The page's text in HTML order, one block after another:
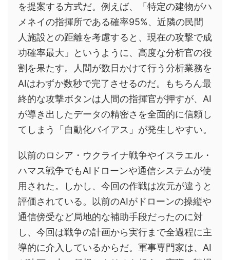
を提案する方式だ。例えば、「特定の建物がハ
メネイの指揮所である確率95%、近隣の民間
人施設との距離を考慮すると、現在の攻撃で成
功確率最大」というように、高度な分析官の役
割を果たす。人間が数日かけて行う分析業務を
AIはわずか数秒で完了させるのだ。もちろん最
終的な攻撃ボタンは人間の指揮官が押すが、AI
が導き出したデータの精密さを全面的に信頼し
てしまう「自動化バイアス」が発生しやすい。
以前のロシア・ウクライナ戦争やイスラエル・
ハマス戦争でもAIドローンや通信システムが使
用された。しかし、今回の作戦は次元が違うと
評価されている。以前のAIがドローンの操縦や
通信傍受など局地的な補助手段だったのに対
し、今回は戦争の計画から実行まで全過程に主
導的に介入しているからだ。軍事専門家は、AI